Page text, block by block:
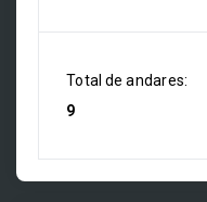
Total de andares:
9